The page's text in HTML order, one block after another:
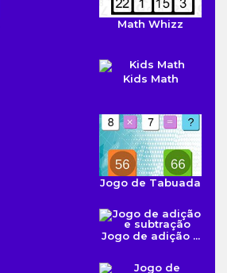
Math Whizz
Kids Math
Jogo de Tabuada
Jogo de adição ...